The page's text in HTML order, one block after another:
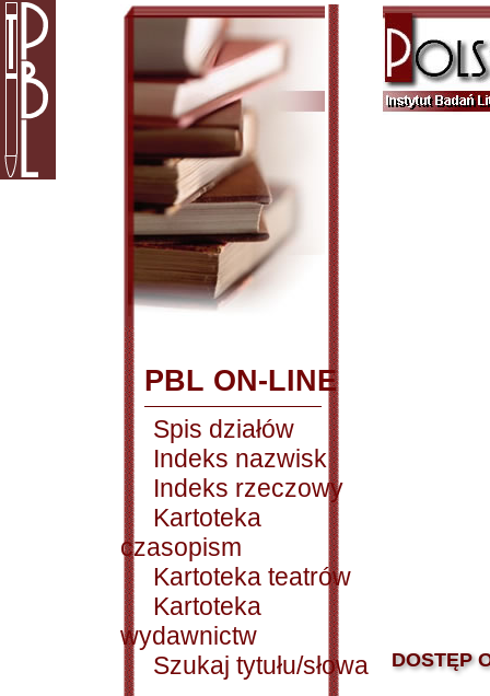
PBL ON-LINE
Spis działów
Indeks nazwisk
Indeks rzeczowy
Kartoteka
czasopism
Kartoteka teatrów
Kartoteka
wydawnictw
Szukaj tytułu/słowa
DOSTĘP